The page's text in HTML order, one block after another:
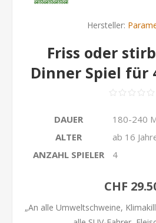
Hersteller:
Friss oder
Dinner Spiel für
DAUER
180-240
ALTER
ab 16
ANZAHL SPIELER
4
CHF
„An alle Umweltschweine,